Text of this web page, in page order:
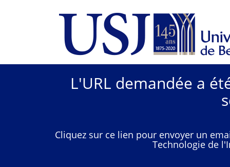
L'URL demandée a
Cliquez sur ce lien pour envoyer un
Technologie de